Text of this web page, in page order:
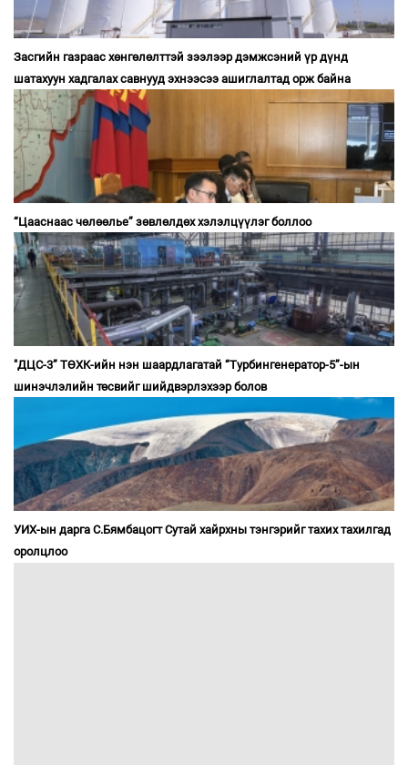
Засгийн газраас хөнгөлөлттэй зээлээр дэмжсэний үр дүнд
шатахуун хадгалах савнууд эхнээсээ ашиглалтад орж байна
“Цааснаас чөлөөлье” зөвлөлдөх хэлэлцүүлэг боллоо
"ДЦС-3” ТӨХК-ийн нэн шаардлагатай “Турбингенератор-5”-ын
шинэчлэлийн төсвийг шийдвэрлэхээр болов
УИХ-ын дарга С.Бямбацогт Сутай хайрхны тэнгэрийг тахих тахилгад
оролцлоо